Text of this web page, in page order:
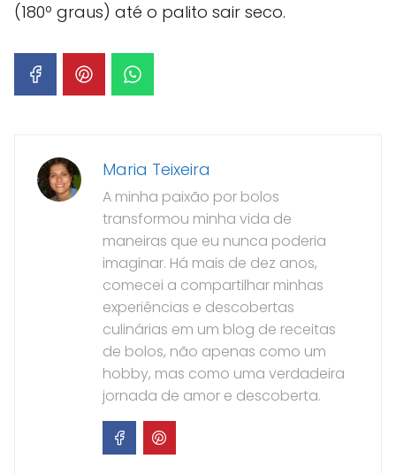
(180º graus) até o palito sair seco.
Maria Teixeira
A minha paixão por bolos
transformou minha vida de
maneiras que eu nunca poderia
imaginar. Há mais de dez anos,
comecei a compartilhar minhas
experiências e descobertas
culinárias em um blog de receitas
de bolos, não apenas como um
hobby, mas como uma verdadeira
jornada de amor e descoberta.